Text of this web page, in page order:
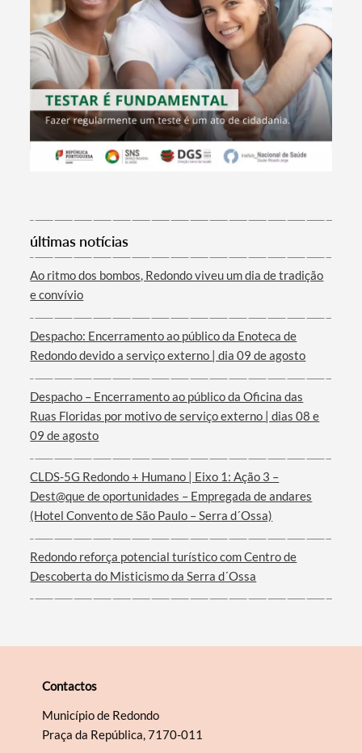
Termo de Pesquisa
Categorias gerais
Filtros
últimas notícias
Ao ritmo dos bombos, Redondo viveu um dia de tradição
e convívio
Despacho: Encerramento ao público da Enoteca de
Redondo devido a serviço externo | dia 09 de agosto
Despacho – Encerramento ao público da Oficina das
Ruas Floridas por motivo de serviço externo | dias 08 e
09 de agosto
CLDS-5G Redondo + Humano | Eixo 1: Ação 3 –
Dest@que de oportunidades – Empregada de andares
(Hotel Convento de São Paulo – Serra d´Ossa)
Redondo reforça potencial turístico com Centro de
Descoberta do Misticismo da Serra d´Ossa
Contactos
Município de Redondo
Praça da República, 7170-011